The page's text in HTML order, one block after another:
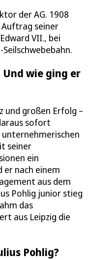
der AG. 1908
seiner
VII., bei
Und wie ging er
und großen Erfolg –
sofort
unternehmerischen
seiner
ein
er nach einem
aus dem
Pohlig junior stieg
das
aus Leipzig die
Pohlig?